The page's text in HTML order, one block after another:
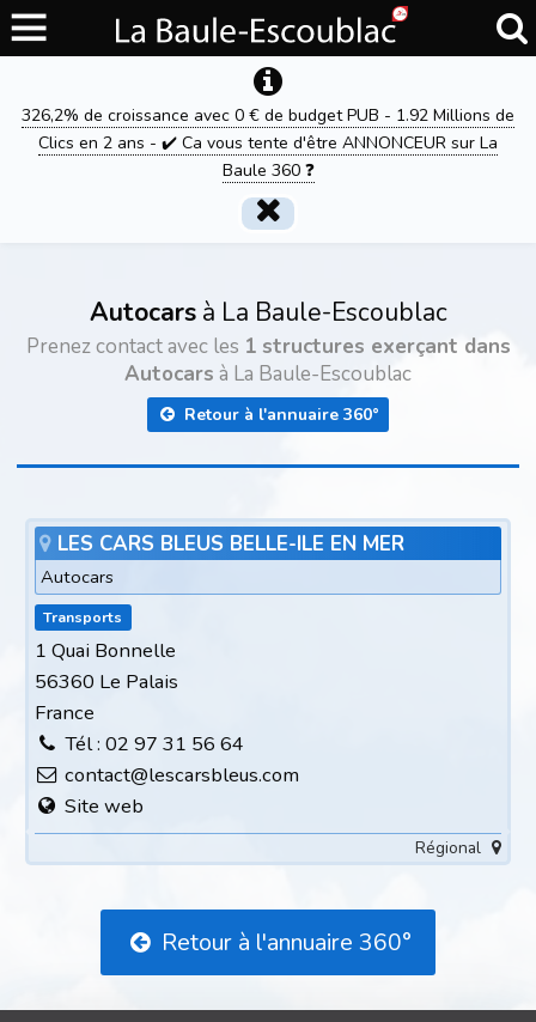
326,2% de croissance avec 0 € de budget PUB - 1.92 Millions de
Clics en 2 ans - ✔️ Ca vous tente d'être ANNONCEUR sur La
Baule 360 ❓
Autocarsà La Baule-Escoublac
Prenez contact avec les 1 structures exerçant dans
Autocars à La Baule-Escoublac
Retour à l'annuaire 360°
LES CARS BLEUS BELLE-ILE EN MER
Autocars
Transports
1 Quai Bonnelle
56360 Le Palais
France
Tél : 02 97 31 56 64
contact@lescarsbleus.com
Site web
Régional
Retour à l'annuaire 360°